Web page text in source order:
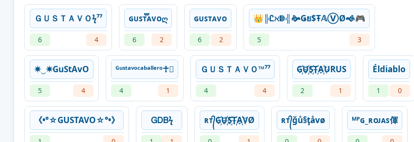
ＧＵＳＴＡＶＯϟ⁷⁷
6 4
ɢᴜꜱᴛ፝֟፝֟ᴀᴠᴏღ
6 2
ɢᴜꜱᴛᴀᴠᴏ
6 2
👑╠Ꮭℵↇ╣🙞Ǥย$Ŧ𝔸ⓋØ🙜🎮
5 3
✷‿✷GuStAvO
5 4
ᴳᵘˢᵗᵃᵛᵒᶜᵃᵇᵃˡˡᵉʳᵒ☥
4 1
ＧＵＳＴＡＶＯ™⁷⁷
4 4
G҉U҉S҉T҉A҉URUS
2 1
Éldiablo
1 0
《•°☆GUSTAVO☆°•》 ᏀᎠᏴϟ ʀᴛ᭄G҉U҉S҉T҉A҉VØ ʀᴛ᭄ğů§ţåvø ᴹᴾɢ_ʀᴏᴊᴀꜱ㑮